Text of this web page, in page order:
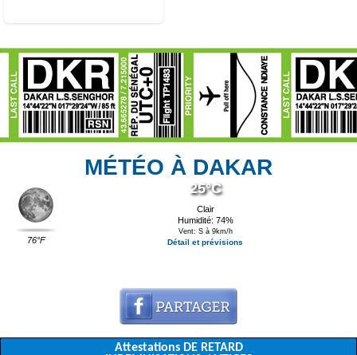
MÉTÉO À DAKAR
76°F
25°C
Clair
Humidité: 74%
Vent: S à 9km/h
Détail et prévisions
Attestations DE RETARD